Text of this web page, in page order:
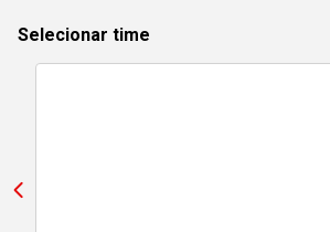
Selecionar time